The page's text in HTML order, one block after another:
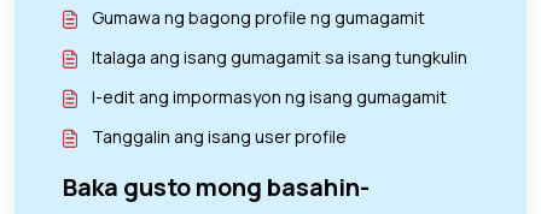
Gumawa ng bagong profile ng gumagamit
Italaga ang isang gumagamit sa isang tungkulin
I-edit ang impormasyon ng isang gumagamit
Tanggalin ang isang user profile
Baka gusto mong basahin-